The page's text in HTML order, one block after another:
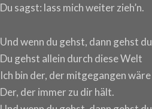
Du sagst: lass mich weiter zieh’n.
Und wenn du gehst, dann gehst
Du gehst allein durch diese Welt
Ich bin der, der mitgegangen wäre
Der, der immer zu dir hält.